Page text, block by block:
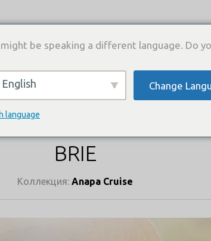
ПЛАТЬЕВ ГДЕ КУПИТЬ
КАТАЛОГ ПЛАТЬЕВ
BRIE
Коллекция: Anapa Cruise
be speaking a different language. Do
English Change
language